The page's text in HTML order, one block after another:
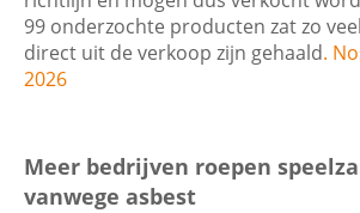
99 onderzochte producten zat zo
direct uit de verkoop zijn gehaald.
2026
Meer bedrijven roepen
vanwege asbest